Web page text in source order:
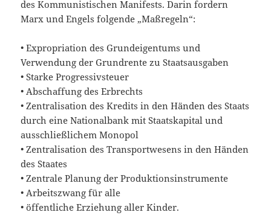
des Kommunistischen Manifests. Darin fordern
Marx und Engels folgende „Maßregeln“:
• Expropriation des Grundeigentums und
Verwendung der Grundrente zu Staatsausgaben
• Starke Progressivsteuer
• Abschaffung des Erbrechts
• Zentralisation des Kredits in den Händen des Staats
durch eine Nationalbank mit Staatskapital und
ausschließlichem Monopol
• Zentralisation des Transportwesens in den Händen
des Staates
• Zentrale Planung der Produktionsinstrumente
• Arbeitszwang für alle
• öffentliche Erziehung aller Kinder.